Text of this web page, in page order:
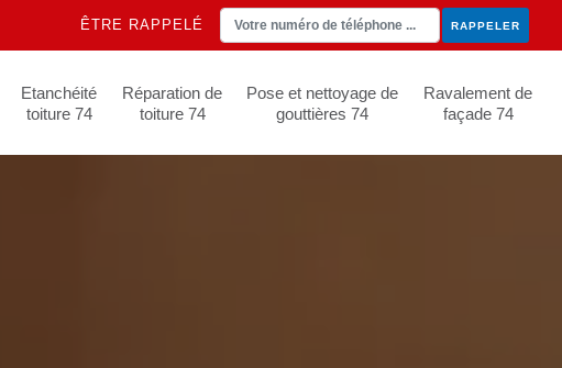
ÊTRE RAPPELÉ
Etanchéité
toiture 74
Réparation de
toiture 74
Pose et nettoyage de
gouttières 74
Ravalement de
façade 74